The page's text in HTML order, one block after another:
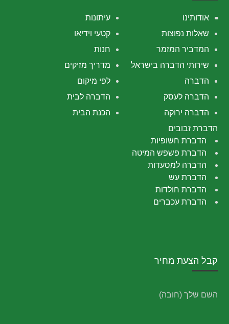
עיתונות
אודותינו
קטעי וידיאו
שאלות נפוצות
חנות
המדביר המזמר
מדריך מזיקים
שירותי הדברה בישראל
לפי מיקום
הדברה
הדברה לבית
הדברה לעסק
הכנת הבית
הדברה ירוקה
הדברת זבובים
הדברת חשופיות
הדברת פשפש המיטה
הדברה למסעדות
הדברת עש
הדברת חולדות
הדברת עכברים
קבל הצעת מחיר
השם שלך (חובה)